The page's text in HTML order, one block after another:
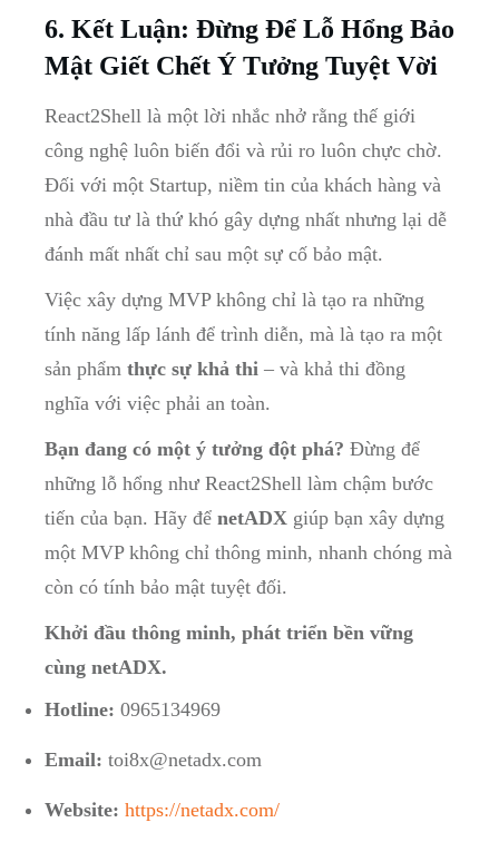
6. Kết Luận: Đừng Để Lỗ Hổng Bảo
Mật Giết Chết Ý Tưởng Tuyệt Vời
React2Shell là một lời nhắc nhở rằng thế giới
công nghệ luôn biến đổi và rủi ro luôn chực chờ.
Đối với một Startup, niềm tin của khách hàng và
nhà đầu tư là thứ khó gây dựng nhất nhưng lại dễ
đánh mất nhất chỉ sau một sự cố bảo mật.
Việc xây dựng MVP không chỉ là tạo ra những
tính năng lấp lánh để trình diễn, mà là tạo ra một
sản phẩm thực sự khả thi – và khả thi đồng
nghĩa với việc phải an toàn.
Bạn đang có một ý tưởng đột phá? Đừng để
những lỗ hổng như React2Shell làm chậm bước
tiến của bạn. Hãy để netADX giúp bạn xây dựng
một MVP không chỉ thông minh, nhanh chóng mà
còn có tính bảo mật tuyệt đối.
Khởi đầu thông minh, phát triển bền vững
cùng netADX.
Hotline: 0965134969
Email: toi8x@netadx.com
Website: https://netadx.com/